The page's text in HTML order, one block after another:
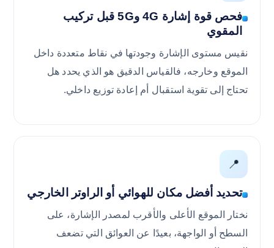
فحص قوة إشارة 4G و5G قبل تركيب
المقوي
نقيس مستوى الإشارة وجودتها في نقاط متعددة داخل
الموقع وخارجه، فالقياس الدقيق هو الذي يحدد هل
تحتاج إلى تقوية استقبال أم إعادة توزيع داخلي.
📍
تحديد أفضل مكان للهوائي أو الراوتر الخارجي
نختار الموقع الأعلى والأقرب لمصدر الإشارة، على
السطح أو الواجهة، بعيدًا عن العوائق التي تضعف